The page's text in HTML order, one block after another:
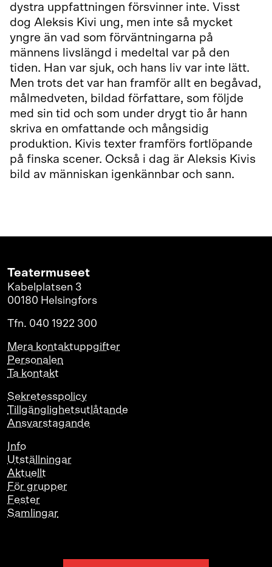
dystra uppfattningen försvinner inte. Visst
dog Aleksis Kivi ung, men inte så mycket
yngre än vad som förväntningarna på
männens livslängd i medeltal var på den
tiden. Han var sjuk, och hans liv var inte lätt.
Men trots det var han framför allt en begåvad,
målmedveten, bildad författare, som följde
med sin tid och som under drygt tio år hann
skriva en omfattande och mångsidig
produktion. Kivis texter framförs fortlöpande
på finska scener. Också i dag är Aleksis Kivis
bild av människan igenkännbar och sann.
Teatermuseet
Kabelplatsen 3
00180 Helsingfors
Tfn. 040 1922 300
Mera kontaktuppgifter
Personalen
Ta kontakt
Sekretesspolicy
Tillgänglighetsutlåtande
Ansvarstagande
Info
Utställningar
Aktuellt
För grupper
Fester
Samlingar